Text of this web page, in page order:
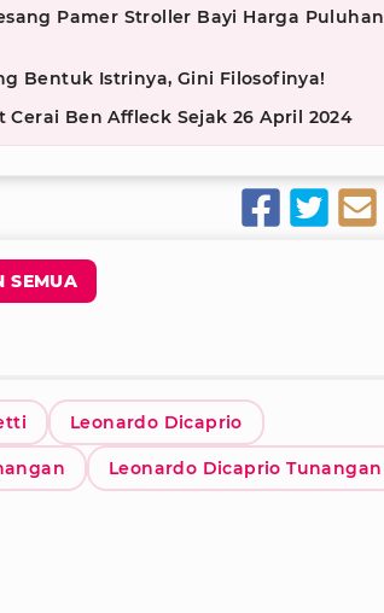
Pamer Stroller Bayi Harga Puluhan
Bentuk Istrinya, Gini Filosofinya!
Ben Affleck Sejak 26 April 2024
SEMUA
Leonardo Dicaprio
Leonardo Dicaprio Tunangan